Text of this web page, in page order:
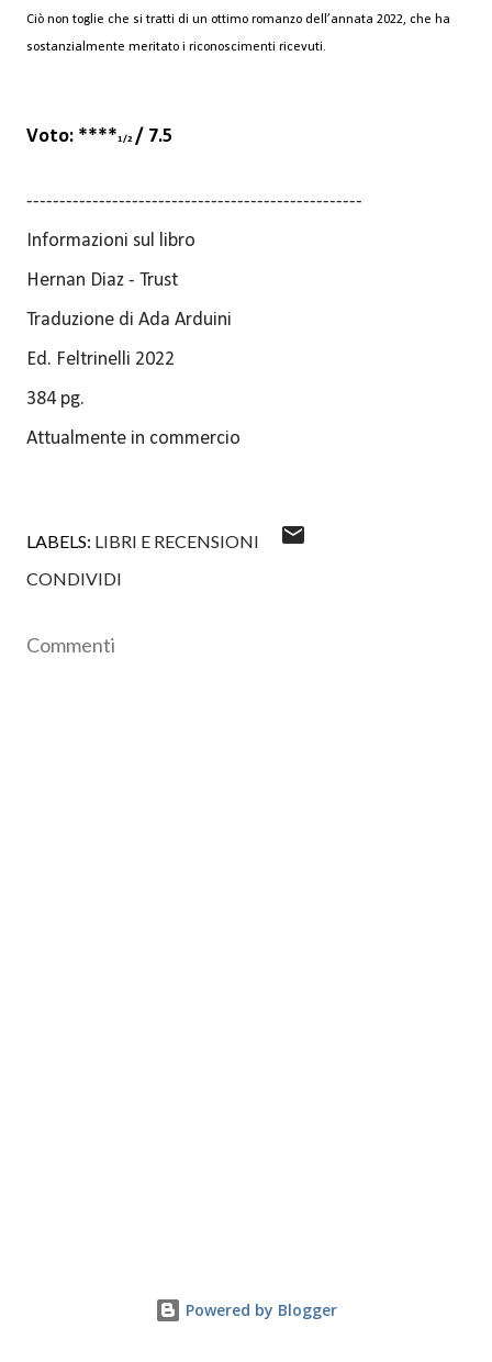
Ciò non toglie che si tratti di un ottimo romanzo dell’annata 2022, che ha
sostanzialmente meritato i riconoscimenti ricevuti.
Voto: ****1/2 / 7.5
---------------------------------------------------
Informazioni sul libro
Hernan Diaz - Trust
Traduzione di Ada Arduini
Ed. Feltrinelli 2022
384 pg.
Attualmente in commercio
LABELS: LIBRI E RECENSIONI
CONDIVIDI
Commenti
Powered by Blogger